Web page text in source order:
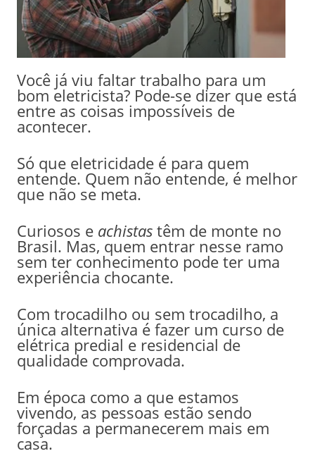
Você já viu faltar trabalho para um
bom eletricista? Pode-se dizer que está
entre as coisas impossíveis de
acontecer.
Só que eletricidade é para quem
entende. Quem não entende, é melhor
que não se meta.
Curiosos e achistas têm de monte no
Brasil. Mas, quem entrar nesse ramo
sem ter conhecimento pode ter uma
experiência chocante.
Com trocadilho ou sem trocadilho, a
única alternativa é fazer um curso de
elétrica predial e residencial de
qualidade comprovada.
Em época como a que estamos
vivendo, as pessoas estão sendo
forçadas a permanecerem mais em
casa.